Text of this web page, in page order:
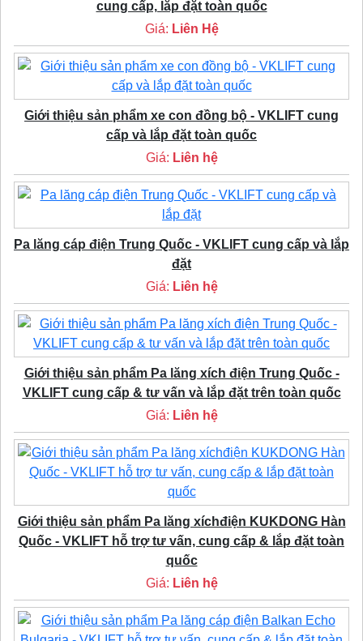
cung cấp, lắp đặt toàn quốc
Giá: Liên Hệ
Giới thiệu sản phẩm xe con đồng bộ - VKLIFT cung
cấp và lắp đặt toàn quốc
Giá: Liên hệ
Pa lăng cáp điện Trung Quốc - VKLIFT cung cấp và lắp
đặt
Giá: Liên hệ
Giới thiệu sản phẩm Pa lăng xích điện Trung Quốc -
VKLIFT cung cấp & tư vấn và lắp đặt trên toàn quốc
Giá: Liên hệ
Giới thiệu sản phẩm Pa lăng xíchđiện KUKDONG Hàn
Quốc - VKLIFT hỗ trợ tư vấn, cung cấp & lắp đặt toàn
quốc
Giá: Liên hệ